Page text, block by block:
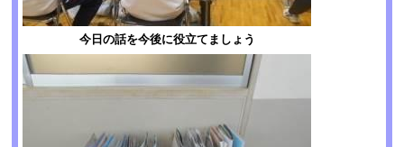
今日の話を今後に役立てましょう